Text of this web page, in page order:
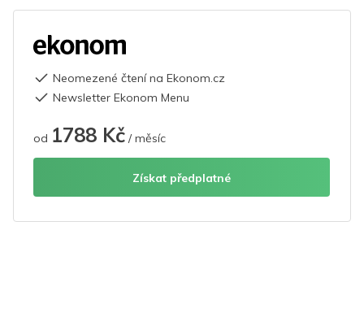
Neomezené čtení na Ekonom.cz
Newsletter Ekonom Menu
od 1788 Kč / měsíc
Získat předplatné